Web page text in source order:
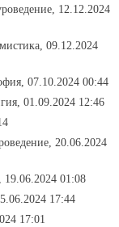
12.12.2024
09.12.2024
07.10.2024 00:44
01.09.2024 12:46
20.06.2024
19.06.2024 01:08
17:44
17:01